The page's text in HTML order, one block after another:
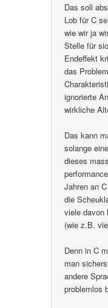
Das soll
Lob für C
wie wir ja
Stelle für
Endeffekt
das
ignorierte
wirkliche
Das kann
solange
dieses
Jahren an
die
viele davon
(wie z.B.
Denn in C
man
andere
problemlos